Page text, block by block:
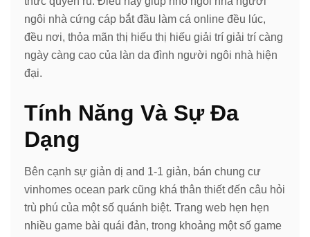
ngôi nhà cứng cáp bắt đầu làm cá online đều lúc,
đều nơi, thỏa mãn thị hiếu thị hiếu giải trí giải trí càng
ngày càng cao của làn da đình người ngôi nhà hiện
đại.
Tính Năng Và Sự Đa
Dạng
Bên cạnh sự giản dị and 1-1 giản, bán chung cư
vinhomes ocean park cũng khá thân thiết đến câu hỏi
trù phú của một số quánh biệt. Trang web hẹn hẹn
nhiều game bài quái đản, trong khoảng một số game